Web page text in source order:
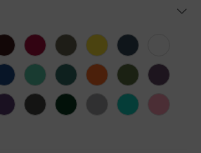
Chili Cink Citromsárga
Denim
MentaMéregzöld
NarancsOliva Padlizsán
Sötétszürke
SötétzöldSportszürke
Türkiz
Világos
rózsaszín